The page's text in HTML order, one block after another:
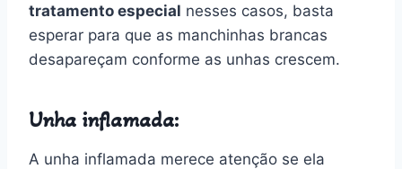
tratamento especial nesses casos, basta
esperar para que as manchinhas brancas
desapareçam conforme as unhas crescem.
Unha inflamada:
A unha inflamada merece atenção se ela